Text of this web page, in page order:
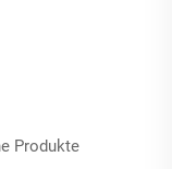
Produkte